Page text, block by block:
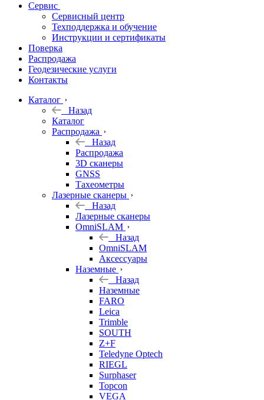
Софт
Георадары
Акции
Гидрография
Подбор
оборудования
по задачам
Архив
Геодезическое
оборудование
Сервис
Сервисный центр
Техподдержка и обучение
Инструкции и сертификаты
Поверка
Распродажа
Геодезические услуги
Контакты
Каталог
Назад
Каталог
Распродажа
Назад
Распродажа
3D сканеры
GNSS
Тахеометры
Лазерные сканеры
Назад
Лазерные сканеры
OmniSLAM
Назад
OmniSLAM
Аксессуары
Наземные
Назад
Наземные
FARO
Leica
Trimble
SOUTH
Z+F
Teledyne Optech
RIEGL
Surphaser
Topcon
VEGA